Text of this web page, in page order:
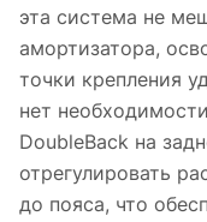
эта система не
амортизатора,
точки крепления
нет
DoubleBack на
отрегулировать
до пояса, что